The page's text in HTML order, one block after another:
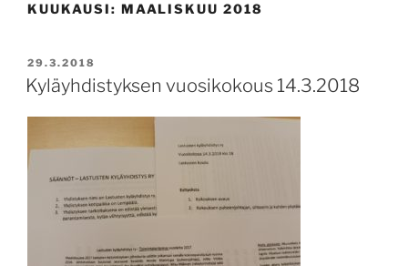
KUUKAUSI: MAALISKUU 2018
JULKAISTU
29.3.2018
Kyläyhdistyksen vuosikokous 14.3.2018